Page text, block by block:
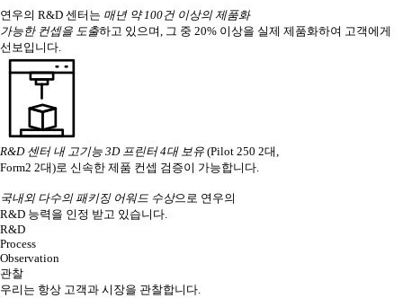
연우의 R&D 센터는 매년 약 100건 이상의 제품화
가능한 컨셉을 도출하고 있으며, 그 중 20% 이상을 실제 제품화하여 고객에게
선보입니다.
R&D 센터 내 고기능 3D 프린터 4대 보유 (Pilot 250 2대,
Form2 2대)로 신속한 제품 컨셉 검증이 가능합니다.
국내외 다수의 패키징 어워드 수상으로 연우의
R&D 능력을 인정 받고 있습니다.
R&D
Process
Observation
관찰
우리는 항상 고객과 시장을 관찰합니다.